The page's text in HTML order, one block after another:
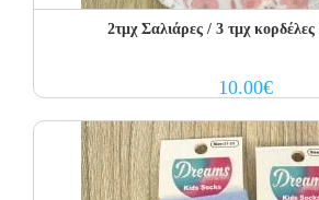
2τμχ Σαλιάρες / 3 τμχ
10.00€